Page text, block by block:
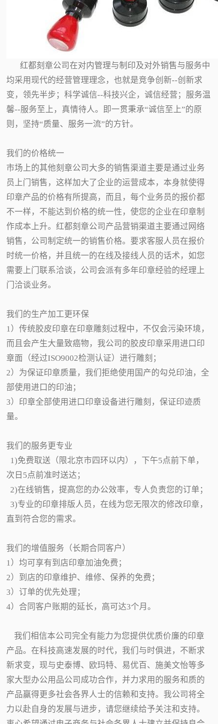
红都刻章公司在对内管理与制印及对外销售与服务中
均采用现代的经营管理理念，也就是竞争创新--创新求
变，领先半步；科学诚信--科技兴企，诚信经营；服务温
馨--服务至上，真情待人。即一贯秉承“诚信至上”的原
则，坚持“质量、服务一流”的方针。
我们的价格统一
市场上的其他刻章公司大多的销售渠道主要是通过业务
员上门销售，这样加大了企业的运营成本，本身就使得
印章产品的价格有所提高，而且，每个业务员的报价都
不一样，不能达到价格的统一性，使您的企业在印章制
作成本上升。红都刻章公司产品营销渠道主要通过网络
销售，公司制定统一的销售价格。要求客服人员在报价
时统一价格，并且统一的在线及接线人员的话术，如您
需要上门联系洽谈，公司会派有多年印章经验的经理上
门洽谈业务。
我们的生产加工更环保
1）传统胶皮印章在印章雕刻过程中，不仅会污染环境，
而且会产生大量致癌物，我公司的胶皮印章采用进口印
章面（经过ISO9002检测认证）进行雕刻；
2）为保证印章质量，我们拒绝使用国产的勾兑印油，全
部使用进口的印油；
3）印章全部使用进口印章设备进行雕刻，保证印迹质
量。
我们的服务更专业
1)免费取送（限北京市四环以内），下午5点前下单，
次日5点前准时送达；
2)在线销售，提高您的办公效率，专人负责您的订单；
3)专业的印章排版人员，在线为您无限次的修改印章，
直到符合您的需求。
我们的增值服务（长期合同客户）
1）均可享有到店印章加油免费；
2）到店的印章维护、维修、保养的免费；
3）订单的优先处理；
4）合同客户账期的延长，高可达3个月。
我们相信本公司完全有能力为您提供优质价廉的印章
产品。在科技高速发展的时代，我们与时俱进，不断求
新求变，现与史泰博、欧玛特、易优百、施美文怡等多
家大型办公用品公司成功合作，并力求用的服务和质的
产品赢得更多社会各界人士的信赖和支持。我公司将全
力以赴自身的发展与进步，请您继续给予关注和支持。